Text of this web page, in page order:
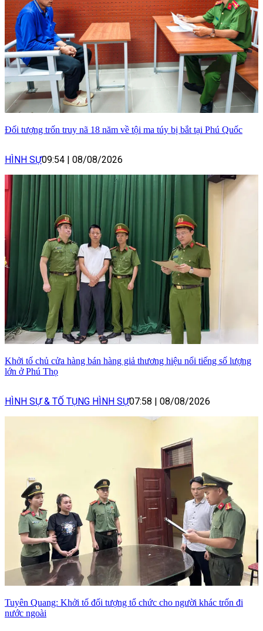
Đối tượng trốn truy nã 18 năm về tội ma túy bị bắt tại Phú Quốc
HÌNH SỰ09:54 | 08/08/2026
Khởi tố chủ cửa hàng bán hàng giả thương hiệu nổi tiếng số lượng
lớn ở Phú Thọ
HÌNH SỰ & TỐ TỤNG HÌNH SỰ07:58 | 08/08/2026
Tuyên Quang: Khởi tố đối tượng tổ chức cho người khác trốn đi
nước ngoài